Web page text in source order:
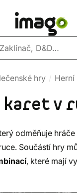
hry
karet v
odměňuje hráče
Součástí hry
, které mají
efekt. Karty lze